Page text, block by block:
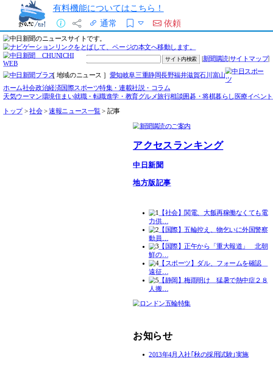
有料機能についてはこちら！
通常
依頼